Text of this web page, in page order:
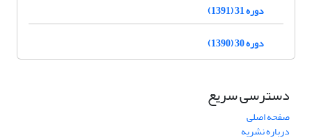
دوره 31 (1391)
دوره 30 (1390)
دسترسی سریع
صفحه اصلی
درباره نشریه